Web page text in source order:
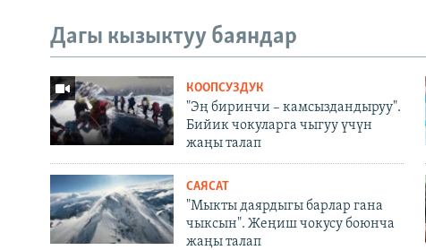
Дагы кызыктуу баяндар
КООПСУЗДУК
"Эң биринчи – камсыздандыруу".
Бийик чокуларга чыгуу үчүн
жаңы талап
САЯСАТ
"Мыкты даярдыгы барлар гана
чыксын". Жеңиш чокусу боюнча
жаңы талап